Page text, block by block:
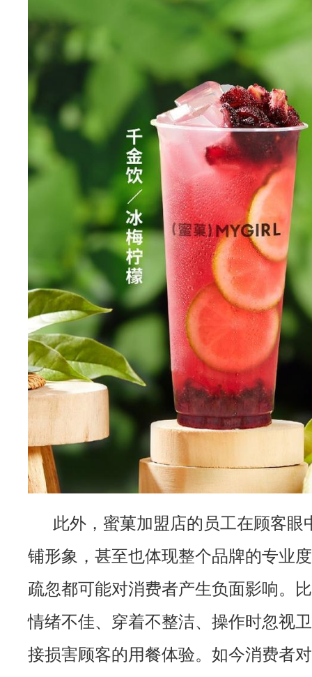
此外，蜜菓加盟店的员工在顾客眼
铺形象，甚至也体现整个品牌的专业
疏忽都可能对消费者产生负面影响。
情绪不佳、穿着不整洁、操作时忽视
接损害顾客的用餐体验。如今消费者